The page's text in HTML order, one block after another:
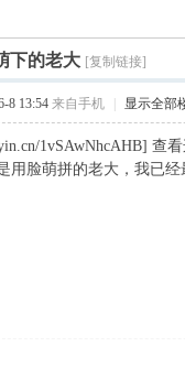
索
下的老大 [复制链接]
8 13:54 来自手机 显示全部
1vSAwNhcAHB] 查
用脸萌拼的老大，我已